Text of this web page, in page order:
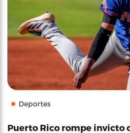
Deportes
Puerto Rico rompe invicto